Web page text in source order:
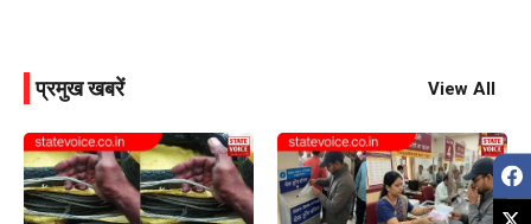
प्रमुख खबरें View All